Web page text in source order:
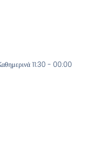
11:30 - 00:00